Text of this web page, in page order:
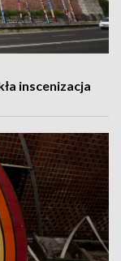
inscenizacja